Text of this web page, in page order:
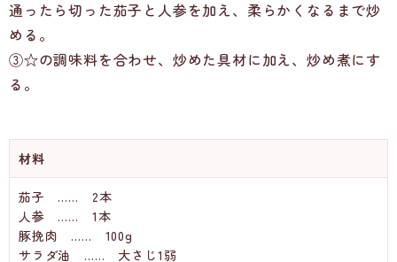
通ったら切った茄子と人参を加え、柔らかくなるまで炒
める。
③☆の調味料を合わせ、炒めた具材に加え、炒め煮にす
る。
材料
茄子 …… 2本
人参 …… 1本
豚挽肉 …… 100g
サラダ油 …… 大さじ1弱